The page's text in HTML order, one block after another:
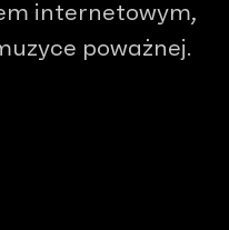
internetowym,
poważnej.